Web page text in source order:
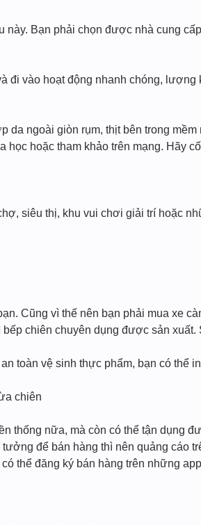
này. Bạn phải chọn được nhà cung
đi vào hoạt động nhanh chóng,
da ngoài giòn rụm, thịt bên trong
học hoặc tham khảo trên mạng. Hãy
siêu thị, khu vui chơi giải trí hoặc
Cũng vì thế nên bạn phải mua xe
chiên chuyên dụng được sản
toàn vệ sinh thực phẩm, bạn có thể
chiên
thống nữa, mà còn có thể tận dụng
để bán hàng thì nên quảng cáo
thể đăng ký bán hàng trên những